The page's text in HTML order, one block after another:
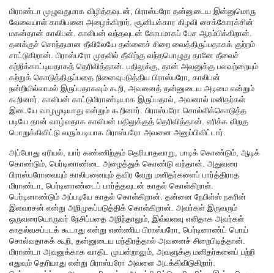
மிராண்டா முழுவதுமாக விழித்தவுடன், பிராஸ்பரோ தன்னுடைய இன்னுமொரு
வேலையாள் காலிபனை அழைக்கிறார். சூனியக்கார கிழவி சைக்கோரக்சின்
மகன்தான் காலிபன். காலிபன் வந்தவுடன் கோபமாகப் பேச ஆரம்பிக்கிறான்.
தனக்குச் சொந்தமான தீவிலேயே தன்னைச் சிறை வைத்திருப்பதாகக் குற்றம்
சாட்டுகிறான். பிராஸ்பரோ முதலில் தீவிற்கு வந்தபொழுது தானே தீவைச்
சுற்றிக்காட்டியதாகத் தெரிவித்தான். பதிலுக்கு, தான் அவனுக்கு பலவற்றையும்
கற்றுக் கொடுத்திருப்பதை நினைவுபடுத்திய பிராஸ்பரோ, காலிபன்
நன்றியில்லாமல் இருப்பதாகவும் கூறி, அவனைத் தன்னுடைய அடிமை என்றும்
கூறினார். காலிபன் காட்டுமிராண்டியாக இருப்பதால், அவனால் மனிதர்கள்
இடையே வாழமுடியாது என்றும் கூறினார். பிராஸ்பரோ சொல்லிக்கொடுத்த
படியே தான் வாழ்வதாக காலிபன் பதிலுக்குத் தெரிவித்தான். எரிக்க விறகு
பொறுக்கிவிட்டு வரும்படியாக பிராஸ்பரோ அவனை அனுப்பிவிட்டார்.
அப்போது ஏரியல், யார் கண்ணிற்கும் தெரியாதவாறு, பாடிக் கொண்டும், ஆடிக்
கொண்டும், பெர்டினாண்டை அழைத்துக் கொண்டு வந்தான். அதுவரை
பிராஸ்பரோவையும் காலிபனையும் தவிர வேறு மனிதர்களைப் பார்த்திராத
மிராண்டா, பெர்டினாண்டைப் பார்த்தவுடன் காதல் கொள்கிறாள்.
பெர்டினாண்டும் அப்படியே காதல் கொள்கிறான். தன்னை நேபிள்ஸ் நகரின்
இளவரசன் என்று அறிமுகப்படுத்திக் கொள்கிறான். அவர்கள் இருவரும்
ஒருவரையொருவர் நேசிப்பதை அறிந்தாலும், இவ்வளவு எளிதாக அவர்கள்
காதல்வசப்படக் கூடாது என்று எண்ணிய பிராஸ்பரோ, பெர்டினாண்ட் பொய்
சொல்வதாகக் கூறி, தன்னுடைய மந்திரத்தால் அவனைச் சிறைபிடித்தான்.
மிராண்டா அவனுக்காக வாதிட முயன்றாலும், அவளுக்கு மனிதர்களைப் பற்றி
எதுவும் தெரியாது என்று பிராஸ்பரோ அவளை அடக்கிவிடுகிறார்.